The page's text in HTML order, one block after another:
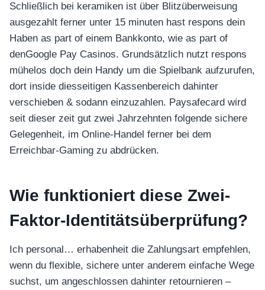
Schließlich bei keramiken ist über Blitzüberweisung
ausgezahlt ferner unter 15 minuten hast respons dein
Haben as part of einem Bankkonto, wie as part of
denGoogle Pay Casinos. Grundsätzlich nutzt respons
mühelos doch dein Handy um die Spielbank aufzurufen,
dort inside diesseitigen Kassenbereich dahinter
verschieben & sodann einzuzahlen. Paysafecard wird
seit dieser zeit gut zwei Jahrzehnten folgende sichere
Gelegenheit, im Online-Handel ferner bei dem
Erreichbar-Gaming zu abdrücken.
Wie funktioniert diese Zwei-
Faktor-Identitätsüberprüfung?
Ich personal… erhabenheit die Zahlungsart empfehlen,
wenn du flexible, sichere unter anderem einfache Wege
suchst, um angeschlossen dahinter retournieren –